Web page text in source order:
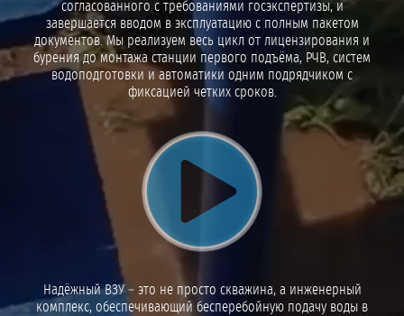
согласованного с требованиями госэкспертизы, и
завершается вводом в эксплуатацию с полным пакетом
документов. Мы реализуем весь цикл от лицензирования и
бурения до монтажа станции первого подъёма, РЧВ, систем
водоподготовки и автоматики одним подрядчиком с
фиксацией четких сроков.
Воспроизвести видео
Надёжный ВЗУ – это не просто скважина, а инженерный
комплекс, обеспечивающий бесперебойную подачу воды в